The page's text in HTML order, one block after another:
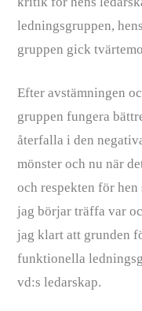
ledningsgruppen,
gruppen gick
Efter avstämningen
gruppen fungera
återfalla i den
mönster och nu när
och respekten för
jag börjar träffa var
jag klart att grunden
funktionella
vd:s ledarskap.